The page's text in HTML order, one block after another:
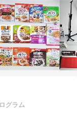
グラム